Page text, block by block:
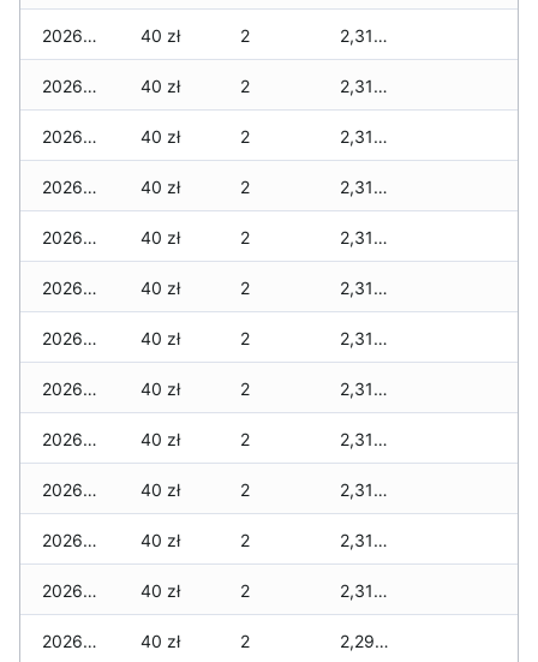
2026-03-12 40 zł 2 2,315 zł
2026-03-11 40 zł 2 2,315 zł
2026-03-10 40 zł 2 2,315 zł
2026-03-09 40 zł 2 2,315 zł
2026-03-08 40 zł 2 2,315 zł
2026-03-07 40 zł 2 2,315 zł
2026-03-06 40 zł 2 2,315 zł
2026-03-05 40 zł 2 2,315 zł
2026-03-04 40 zł 2 2,315 zł
2026-03-03 40 zł 2 2,315 zł
2026-03-02 40 zł 2 2,315 zł
2026-03-01 40 zł 2 2,315 zł
2026-02-27 40 zł 2 2,295 zł